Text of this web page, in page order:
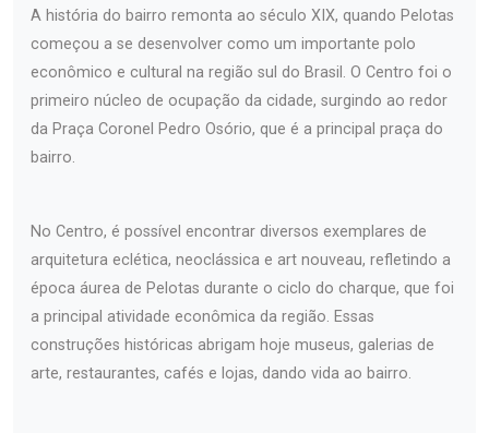
A história do bairro remonta ao século XIX, quando Pelotas
começou a se desenvolver como um importante polo
econômico e cultural na região sul do Brasil. O Centro foi o
primeiro núcleo de ocupação da cidade, surgindo ao redor
da Praça Coronel Pedro Osório, que é a principal praça do
bairro.
No Centro, é possível encontrar diversos exemplares de
arquitetura eclética, neoclássica e art nouveau, refletindo a
época áurea de Pelotas durante o ciclo do charque, que foi
a principal atividade econômica da região. Essas
construções históricas abrigam hoje museus, galerias de
arte, restaurantes, cafés e lojas, dando vida ao bairro.